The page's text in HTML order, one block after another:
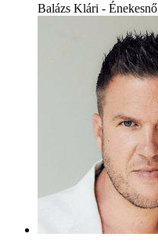
Balázs Klári - Énekesnő